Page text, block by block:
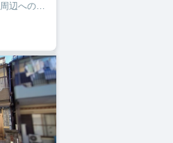
近鉄難波・奈良線八戸ノ里駅周辺への引っ越しをお考えなら「クレール八戸ノ里ソレイユ」！買い物に便利なショッピングセンター「イオンスタイル」まで360mです！不動産の購入をご検討されているなら、東大阪市ではいかがでしょうか！新生活を快適にスタートできるよう、当社スタッフがしっかりとサポートいたします(*^_^*)